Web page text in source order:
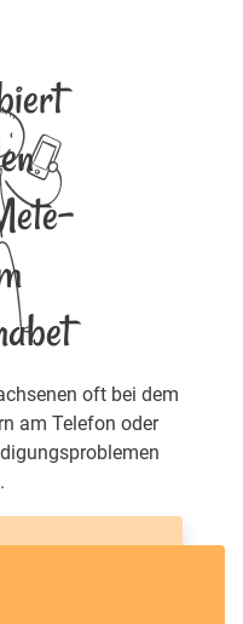
oft bei dem
am Telefon oder